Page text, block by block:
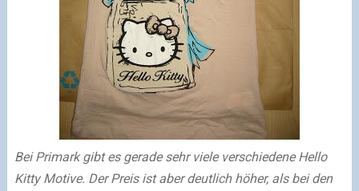
Bei Primark gibt es gerade sehr viele verschiedene Hello
Kitty Motive. Der Preis ist aber deutlich höher, als bei den